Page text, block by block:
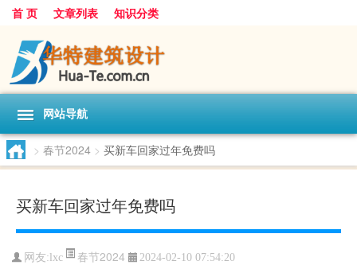
首 页 文章列表 知识分类
网站导航
> 春节2024 > 买新车回家过年免费吗
买新车回家过年免费吗
网友: lxc 春节2024 2024-02-10 07:54:20